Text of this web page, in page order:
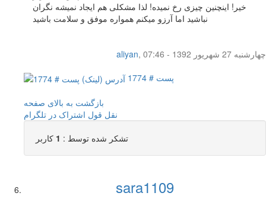
خیر! اینچنین چیزی رخ نمیده! لذا مشکلی هم ایجاد نمیشه نگران
نباشید اما آرزو میکنم همواره موفق و سلامت باشید
aliyan,
چهار‌شنبه 27 شهریور 1392 - 07:46
پست # 1774
بازگشت به بالای صفحه
نقل قول اشتراک در تلگرام
تشکر شده توسط : 1 کاربر
sara1109